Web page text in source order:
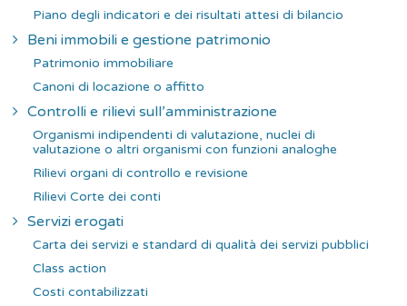
Piano degli indicatori e dei risultati attesi di bilancio
Beni immobili e gestione patrimonio
Patrimonio immobiliare
Canoni di locazione o affitto
Controlli e rilievi sull’amministrazione
Organismi indipendenti di valutazione, nuclei di
valutazione o altri organismi con funzioni analoghe
Rilievi organi di controllo e revisione
Rilievi Corte dei conti
Servizi erogati
Carta dei servizi e standard di qualità dei servizi pubblici
Class action
Costi contabilizzati